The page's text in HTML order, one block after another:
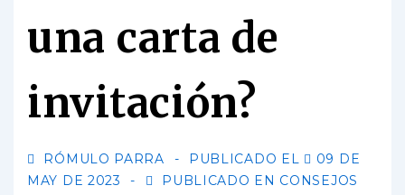
una carta de
invitación?
RÓMULO PARRA PUBLICADO EL
09 DE
MAY DE 2023
PUBLICADO EN CONSEJOS